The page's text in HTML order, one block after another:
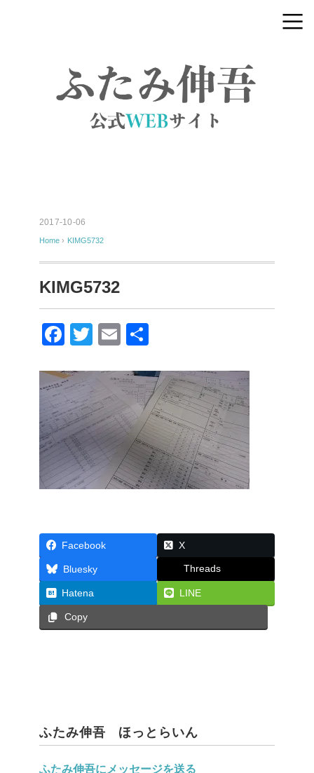
2017-10-06
Home › KIMG5732
KIMG5732
F
c
e
b
o
o
k
T
tt
er
E
ail
Facebook X
Bluesky Threads
Hatena LINE
Copy
ふたみ伸吾 ほっとらいん
ふたみ伸吾にメッセージを送る